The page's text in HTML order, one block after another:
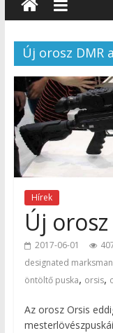
Új orosz DMR
Hírek
Új
2017-06-01
designated
öntöltő puska, orsis,
Az orosz Orsis